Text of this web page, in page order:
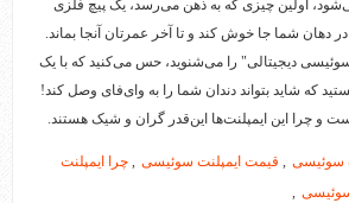
اولین چیزی که به ذهن می‌رسد، یک پیچ فلزی
شما جا خوش کند و تا آخر عمرتان آنجا بماند.
دیجیتالی" را می‌شنوید، حس می‌کنید که با یک
که شاید بتواند دندان شما را به وای‌فای وصل کند!
و چرا این ایمپلنت‌ها این‌قدر گران و شیک هستند.
سوئیسی , قیمت ایمپلنت سوئیسی , چرا ایمپلنت
سوئیسی ,